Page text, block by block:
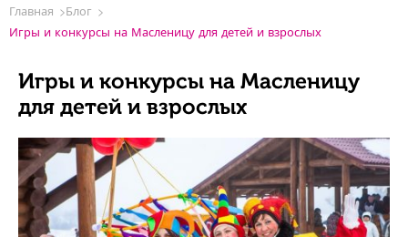
Главная
Блог
Игры и конкурсы на Масленицу для детей и взрослых
Игры и конкурсы на Масленицу
для детей и взрослых